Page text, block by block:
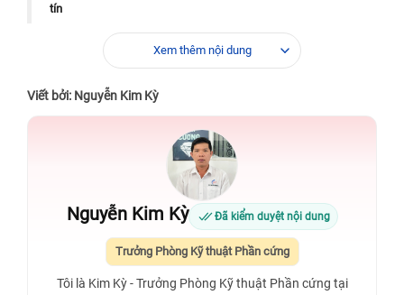
tín
Xem thêm nội dung
Viết bởi: Nguyễn Kim Kỳ
Nguyễn Kim Kỳ Đã kiểm duyệt nội dung
Trưởng Phòng Kỹ thuật Phần cứng
Tôi là Kim Kỳ - Trưởng Phòng Kỹ thuật Phần cứng tại